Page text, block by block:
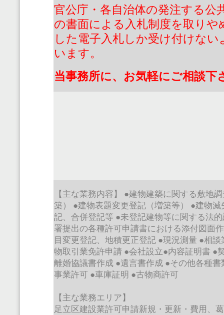
官公庁・各自治体の発注する公
の書面による入札制度を取り
した電子入札しか受け付けな
います。
当事務所に、お気軽にご相談下
【主な業務内容】 ●建物建築に関する敷地
築）
●建物表題変更登記（増築等） ●建物滅
記、合併登記等 ●未登記建物等に関する法
署提出の各種許可申請書における添付図面
目変更登記、地積更正登記 ●現況測量 ●相談
物取引業免許申請 ●会社設立●内容証明書 ●
離婚協議書作成 ●遺言書作成 ●その他各種書
事業許可
●車庫証明 ●古物商許可
【主な業務エリア】
足立区建設業許可申請新規・更新・費用、